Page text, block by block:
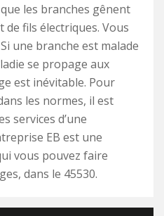
les branches gênent
fils électriques. Vous
une branche est malade
se propage aux
est inévitable. Pour
les normes, il est
services d’une
EB est une
vous pouvez faire
dans le 45530.